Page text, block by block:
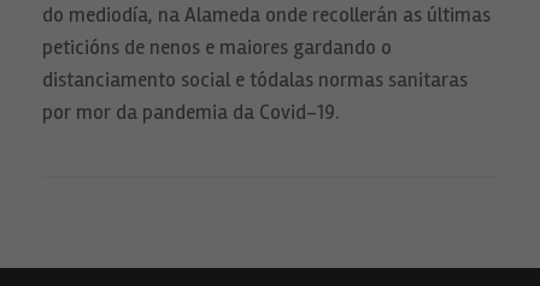
do mediodía, na Alameda onde recollerán as últimas
peticións de nenos e maiores gardando o
distanciamento social e tódalas normas sanitaras
por mor da pandemia da Covid-19.
necesarias
funcione la